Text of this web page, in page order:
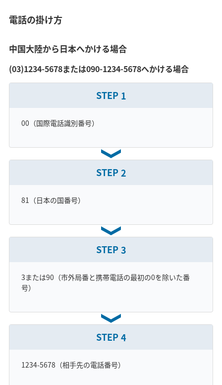
電話の掛け方
中国大陸から日本へかける場合
(03)1234-5678または090-1234-5678へかける場合
STEP 1
00（国際電話識別番号）
STEP 2
81（日本の国番号）
STEP 3
3または90（市外局番と携帯電話の最初の0を除いた番
号）
STEP 4
1234-5678（相手先の電話番号）